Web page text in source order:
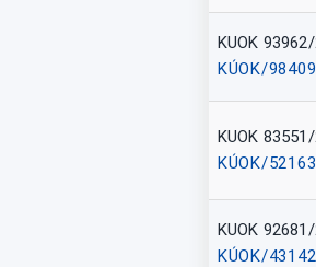
KUOK
KÚOK/
KUOK
KÚOK/
KUOK
KÚOK/